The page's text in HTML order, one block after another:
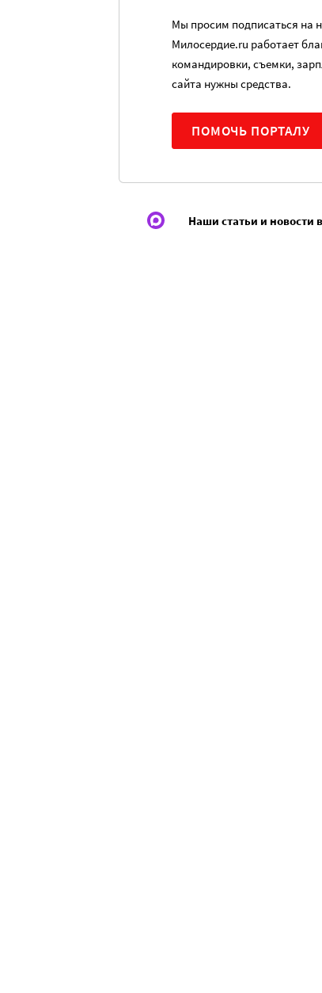
Мы просим подписаться на
Милосердие.ru работает
командировки, съемки,
сайта нужны средства.
ПОМОЧЬ ПОРТАЛУ
Наши статьи и новости